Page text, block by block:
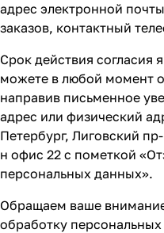
адрес электронной
заказов, контактный
Срок действия согласия
можете в любой момент
направив письменное
адрес или физический
Петербург, Лиговский
н офис 22 с пометкой
персональных данных».
Обращаем ваше
обработку